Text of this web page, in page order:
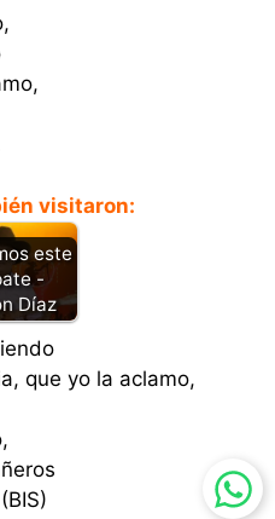
visitaron:
este
-
Díaz
que yo la aclamo,